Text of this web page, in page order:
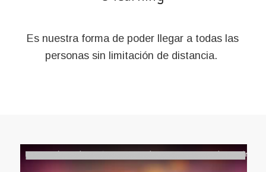
Descubre paso a
paso como
Email*
Es nuestra forma de poder llegar a todas las
personas sin limitación de distancia.